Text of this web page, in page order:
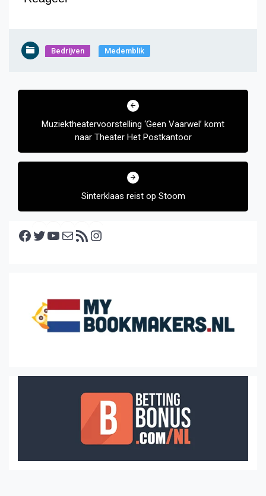
Bedrijven Medemblik
Bericht
Muziektheatervoorstelling ‘Geen Vaarwel’ komt
naar Theater Het Postkantoor
Sinterklaas reist op Stoom
Facebook Twitter YouTube E-mail RSS feed